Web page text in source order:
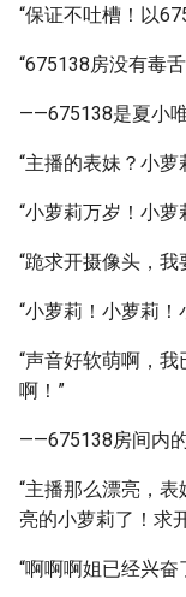
“保证不吐槽！以
“675138房没有毒
——675138是夏小
“主播的表妹？小萝
“小萝莉万岁！小萝
“跪求开摄像头，
“小萝莉！小萝莉！
“声音好软萌啊，
啊！”
——675138房间内
“主播那么漂亮，
亮的小萝莉了！求
“啊啊啊姐已经兴奋